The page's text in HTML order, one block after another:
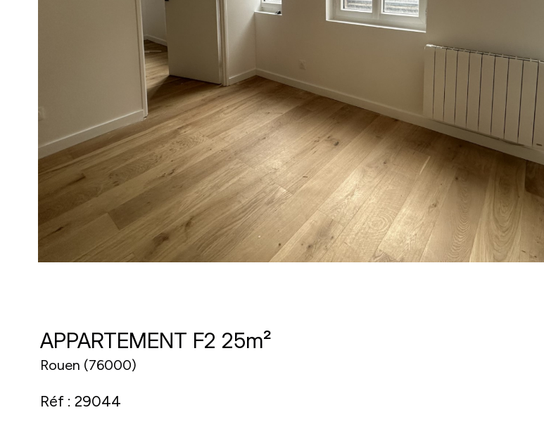
APPARTEMENT F2 25m²
Rouen (76000)
Réf : 29044